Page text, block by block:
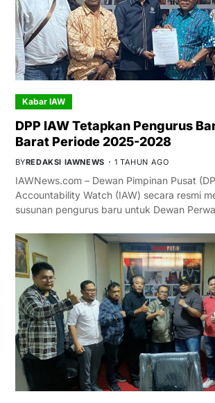
Kabar IAW
DPP IAW Tetapkan Pengurus
Barat Periode 2025-2028
BYREDAKSI IAWNEWS 1 TAHUN AGO
IAWNews.com – Dewan Pimpinan Pusat
Accountability Watch (IAW) secara resmi
susunan pengurus baru untuk Dewan